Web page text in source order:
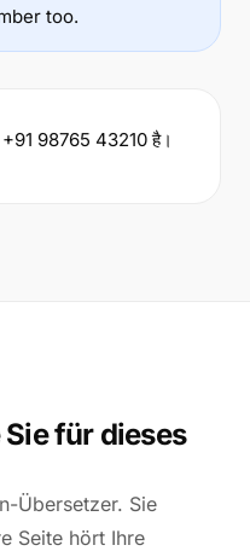
too.
+91 98765 43210 है।
für dieses
Übersetzer. Sie
Seite hört Ihre